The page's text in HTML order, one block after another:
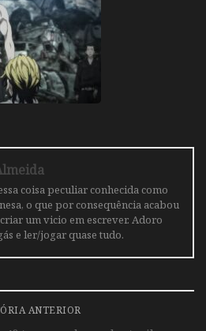
coisa peculiar conhecida como
o que por consequência acabou
um vicio em escrever. Adoro
e ler/jogar quase tudo.
ANTERIOR